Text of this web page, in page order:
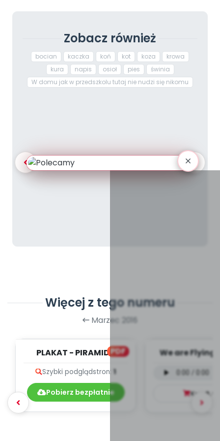
Zobacz również
bocian kaczka koń kot koza
krowa
kura
napis osioł pies
świnia
W domu jak w przedszkolu tutaj nie nudzi się nikomu
Więcej z tego numeru
Marzec 2016
PDF
PLAKAT - PIRAMIDA
Szybki podglądstron: 1
Pobierz bezpłatnie
We are Flying
Kup 9.99